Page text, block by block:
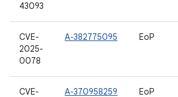
43093
CVE-
2025-
0078
A-382775095 EoP
CVE-
A-370958259 EoP